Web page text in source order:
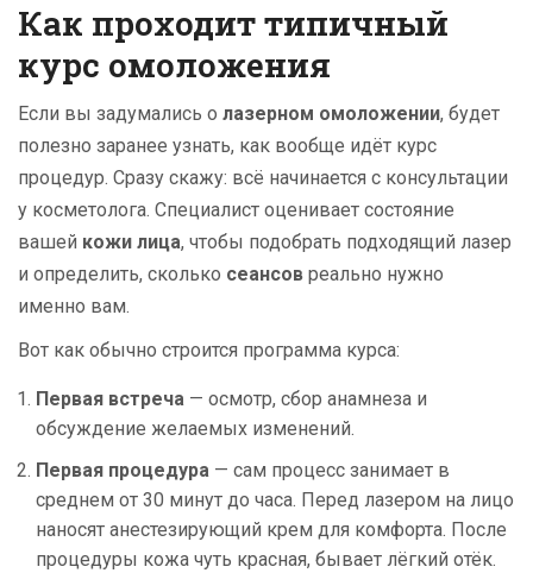
Как проходит типичный
курс омоложения
Если вы задумались о лазерном омоложении, будет
полезно заранее узнать, как вообще идёт курс
процедур. Сразу скажу: всё начинается с консультации
у косметолога. Специалист оценивает состояние
вашей кожи лица, чтобы подобрать подходящий лазер
и определить, сколько сеансов реально нужно
именно вам.
Вот как обычно строится программа курса:
Первая встреча — осмотр, сбор анамнеза и
обсуждение желаемых изменений.
Первая процедура — сам процесс занимает в
среднем от 30 минут до часа. Перед лазером на лицо
наносят анестезирующий крем для комфорта. После
процедуры кожа чуть красная, бывает лёгкий отёк.